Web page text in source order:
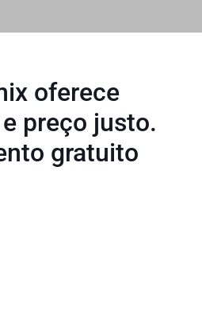
oferece
preço justo.
gratuito